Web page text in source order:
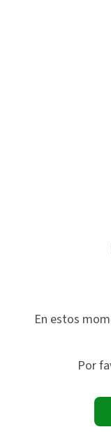
En estos
Por